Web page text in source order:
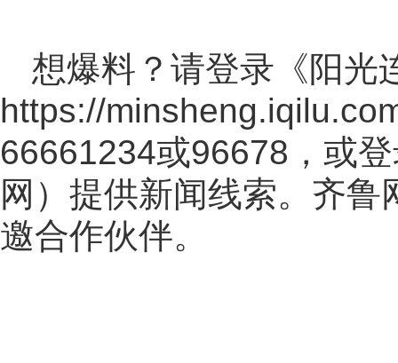
想爆料？请登录《阳光
https://
66661234或96678，或
网 ）提供新闻线索。齐鲁
邀合作伙伴。